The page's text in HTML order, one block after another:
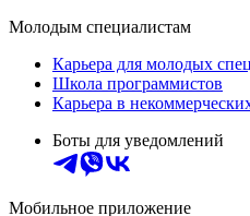
Молодым специалистам
Карьера для молодых
Школа программистов
Карьера в
Боты для уведомлений
Мобильное приложение